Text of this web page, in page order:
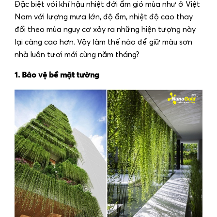
Đặc biệt với khí hậu nhiệt đới ẩm gió mùa như ở Việt
Nam với lượng mưa lớn, độ ẩm, nhiệt độ cao thay
đổi theo mùa nguy cơ xảy ra những hiện tượng này
lại càng cao hơn. Vậy làm thế nào để giữ màu sơn
nhà luôn tươi mới cùng năm tháng?
1. Bảo vệ bề mặt tường